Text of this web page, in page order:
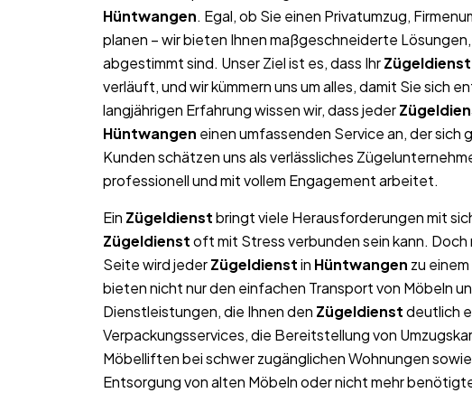
Hüntwangen. Egal, ob Sie einen Privatumzug,
planen – wir bieten Ihnen maßgeschneiderte
abgestimmt sind. Unser Ziel ist es, dass IhrZügeldienst
verläuft, und wir kümmern uns um alles, damit Sie sich
langjährigen Erfahrung wissen wir, dass jeder
Hüntwangen einen umfassenden Service an, der sich
Kunden schätzen uns als verlässliches
professionell und mit vollem Engagement arbeitet.
Ein Zügeldienstbringt viele Herausforderungen mit
Zügeldienstoft mit Stress verbunden sein kann. Doch
Seite wird jederZügeldienstin Hüntwangen zu
bieten nicht nur den einfachen Transport von Möbeln
Dienstleistungen, die Ihnen den Zügeldienstdeutlich
Verpackungsservices, die Bereitstellung von
Möbelliften bei schwer zugänglichen Wohnungen
Entsorgung von alten Möbeln oder nicht mehr